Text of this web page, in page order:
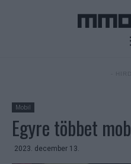
Mobil
Egyre többet
2023. december 13.